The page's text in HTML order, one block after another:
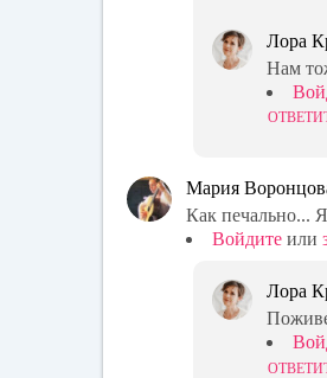
Лора
Нам
Мария
Как печально...
Войдите или
Лора